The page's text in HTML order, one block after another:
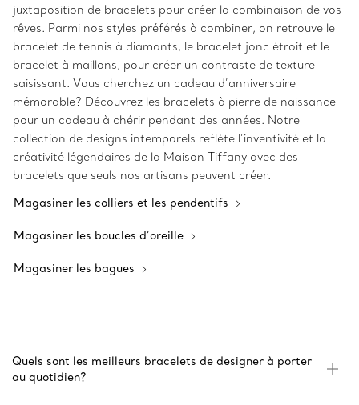
juxtaposition de bracelets pour créer la combinaison de vos
rêves. Parmi nos styles préférés à combiner, on retrouve le
bracelet de tennis à diamants, le bracelet jonc étroit et le
bracelet à maillons, pour créer un contraste de texture
saisissant. Vous cherchez un cadeau d’anniversaire
mémorable? Découvrez les bracelets à pierre de naissance
pour un cadeau à chérir pendant des années. Notre
collection de designs intemporels reflète l’inventivité et la
créativité légendaires de la Maison Tiffany avec des
bracelets que seuls nos artisans peuvent créer.
Magasiner les colliers et les pendentifs
Magasiner les boucles d’oreille
Magasiner les bagues
Quels sont les meilleurs bracelets de designer à porter
au quotidien?